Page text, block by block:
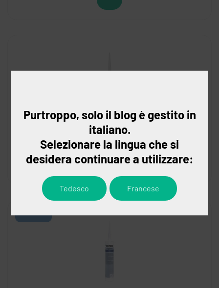
Purtroppo, solo il blog è gestito in
italiano.
Selezionare la lingua che si
desidera continuare a utilizzare:
Tedesco Francese